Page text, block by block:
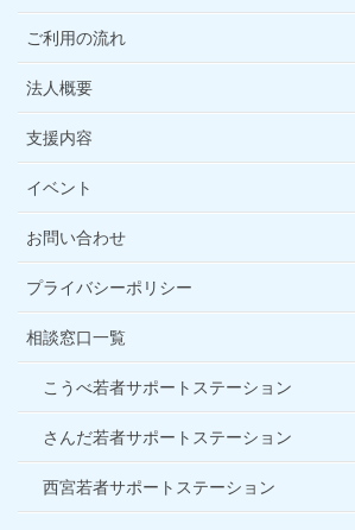
ご利用の流れ
法人概要
支援内容
イベント
お問い合わせ
プライバシーポリシー
相談窓口一覧
こうべ若者サポートステーション
さんだ若者サポートステーション
西宮若者サポートステーション